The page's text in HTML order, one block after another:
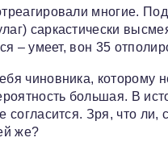
многие.
саркастически
– умеет, вон 35
чиновника, которому
большая. В
Зря, что
же?